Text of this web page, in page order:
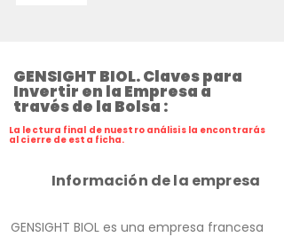
GENSIGHT BIOL. Claves para
Invertir en la Empresa a
través de la Bolsa :
La lectura final de nuestro análisis la encontrarás
al cierre de esta ficha.
Información de la empresa
GENSIGHT BIOL es una empresa francesa